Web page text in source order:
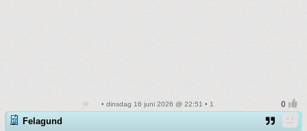
• dinsdag 16 juni 2026 @ 22:51 • 1
Felagund